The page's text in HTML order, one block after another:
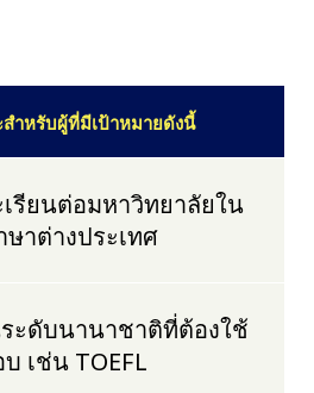
สำหรับผู้ที่มีเป้าหมายดังนี้
รียนต่อมหาวิทยาลัยใน
ษาต่างประเทศ
ะดับนานาชาติที่ต้องใช้
เช่น TOEFL